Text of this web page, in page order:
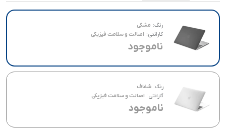
رنگ: مشکی
گارانتی: اصالت و سلامت فیزیکی
ناموجود
رنگ: شفاف
گارانتی: اصالت و سلامت فیزیکی
ناموجود